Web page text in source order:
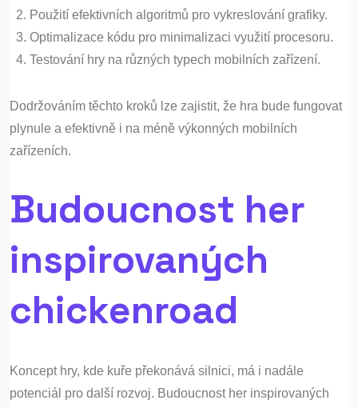
Použití efektivních algoritmů pro vykreslování grafiky.
Optimalizace kódu pro minimalizaci využití procesoru.
Testování hry na různých typech mobilních zařízení.
Dodržováním těchto kroků lze zajistit, že hra bude fungovat
plynule a efektivně i na méně výkonných mobilních
zařízeních.
Budoucnost her
inspirovaných
chickenroad
Koncept hry, kde kuře překonává silnici, má i nadále
potenciál pro další rozvoj. Budoucnost her inspirovaných